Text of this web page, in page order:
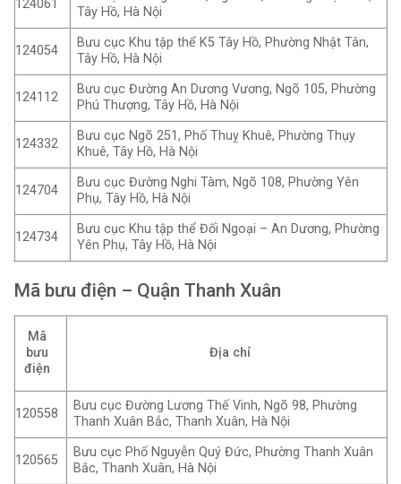
124061
Tây Hồ, Hà Nội
124054
Bưu cục Khu tập thể K5 Tây Hồ, Phường Nhật Tân,
Tây Hồ, Hà Nội
124112
Bưu cục Đường An Dương Vương, Ngõ 105, Phường
Phú Thượng, Tây Hồ, Hà Nội
124332
Bưu cục Ngõ 251, Phố Thuỵ Khuê, Phường Thụy
Khuê, Tây Hồ, Hà Nội
124704
Bưu cục Đường Nghi Tàm, Ngõ 108, Phường Yên
Phụ, Tây Hồ, Hà Nội
124734
Bưu cục Khu tập thể Đối Ngoại – An Dương, Phường
Yên Phụ, Tây Hồ, Hà Nội
Mã bưu điện – Quận Thanh Xuân
Mã
bưu
điện
Địa chỉ
120558
Bưu cục Đường Lương Thế Vinh, Ngõ 98, Phường
Thanh Xuân Bắc, Thanh Xuân, Hà Nội
120565
Bưu cục Phố Nguyễn Quý Đức, Phường Thanh Xuân
Bắc, Thanh Xuân, Hà Nội